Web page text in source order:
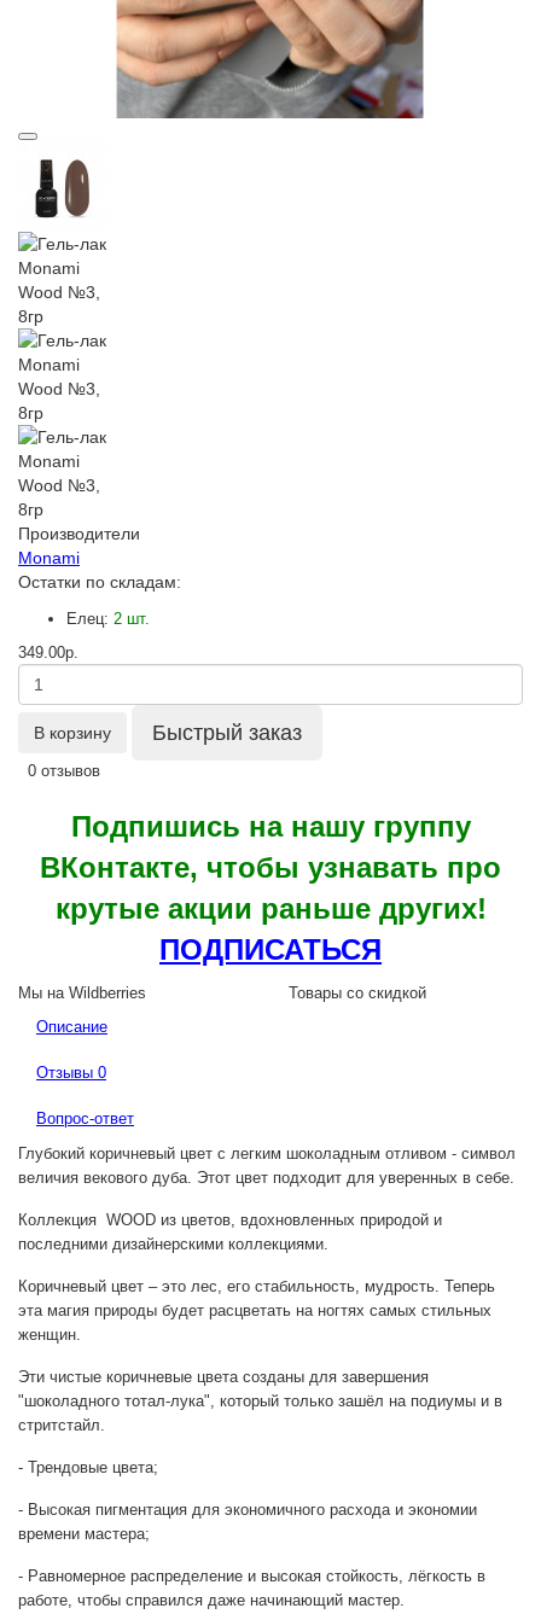
Производители
Monami
Остатки по складам:
Елец: 2 шт.
349.00р.
В корзину Быстрый заказ
0 отзывов
Подпишись на нашу группу
ВКонтакте, чтобы узнавать про
крутые акции раньше других!
ПОДПИСАТЬСЯ
Мы на Wildberries
Товары со скидкой
Описание
Отзывы 0
Вопрос-ответ
Глубокий коричневый цвет с легким шоколадным отливом - символ
величия векового дуба. Этот цвет подходит для уверенных в себе.
Коллекция WOOD из цветов, вдохновленных природой и
последними дизайнерскими коллекциями.
Коричневый цвет – это лес, его стабильность, мудрость. Теперь
эта магия природы будет расцветать на ногтях самых стильных
женщин.
Эти чистые коричневые цвета созданы для завершения
"шоколадного тотал-лука", который только зашёл на подиумы и в
стритстайл.
- Трендовые цвета;
- Высокая пигментация для экономичного расхода и экономии
времени мастера;
- Равномерное распределение и высокая стойкость, лёгкость в
работе, чтобы справился даже начинающий мастер.